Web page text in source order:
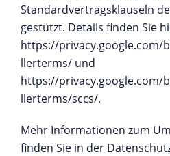
Standardvertragsklauseln
gestützt. Details finden Sie
https://privacy.google.com/
llerterms/ und
https://privacy.google.com/
llerterms/sccs/.
Mehr Informationen zum
finden Sie in der